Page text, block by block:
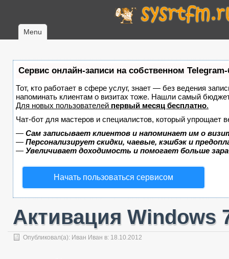
Menu
Сервис онлайн-записи на собственном Telegram-
Тот, кто работает в сфере услуг, знает — без ведения
напоминать клиентам о визитах тоже. Нашли самый
Для новых пользователей первый месяц бесплатно.
Чат-бот для мастеров и специалистов, который упрощает
— Сам записывает клиентов и напоминает им о
— Персонализирует скидки, чаевые, кэшбэк и
— Увеличивает доходимость и помогает больше
Начать пользоваться сервисом
Активация Windows
Опубликовал(а): Иван Иван в: 18.10.2012